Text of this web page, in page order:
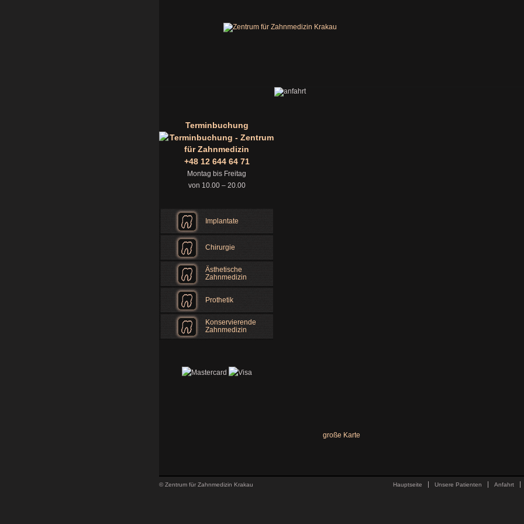
Terminbuchung
+48 12 644 64 71
Montag bis Freitag
von 10.00 – 20.00
Implantate
Chirurgie
Ästhetische
Zahnmedizin
Prothetik
Konservierende
Zahnmedizin
große Karte
© Zentrum für Zahnmedizin Krakau Hauptseite Unsere Patienten Anfahrt